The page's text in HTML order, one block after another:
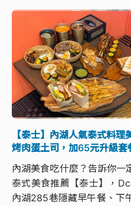
【泰士】內湖人氣泰式料
烤肉蛋土司，加65元升級套
內湖美食吃什麼？告訴你一
泰式美食推薦【泰士】，
內湖285巷隱藏早午餐、下